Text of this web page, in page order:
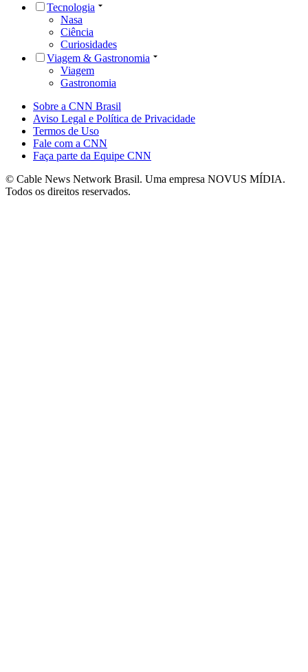
Tecnologia
Nasa
Ciência
Curiosidades
Viagem & Gastronomia
Viagem
Gastronomia
Sobre a CNN Brasil
Aviso Legal e Política de Privacidade
Termos de Uso
Fale com a CNN
Faça parte da Equipe CNN
© Cable News Network Brasil. Uma empresa NOVUS MÍDIA.
Todos os direitos reservados.